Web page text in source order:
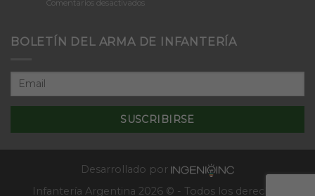
Tácticas
Aplicativas
Comentarios desactivadosen
terreno
cursos
de
Escuela
de
BOLETÍN DEL ARMA DE INFANTERÍA
Desarrollado por
Infantería Argentina 2026 © - Todos los derechos